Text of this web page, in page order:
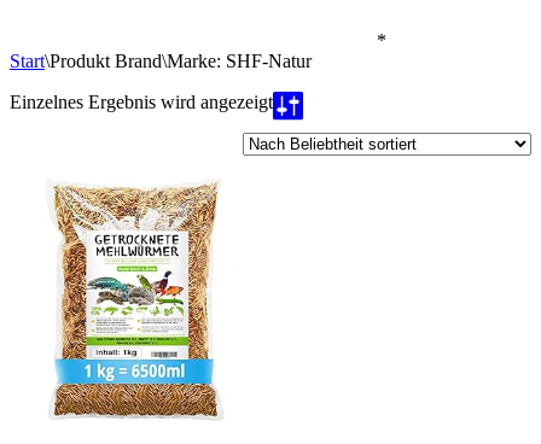
*
Start\Produkt Brand\Marke: SHF-Natur
Einzelnes Ergebnis wird angezeigt